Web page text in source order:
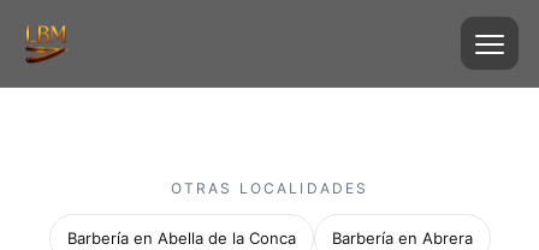
OTRAS LOCALIDADES
Barbería en Abella de la Conca Barbería en Abrera